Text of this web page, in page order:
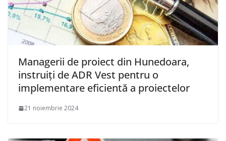
Managerii de proiect din Hunedoara,
instruiți de ADR Vest pentru o
implementare eficientă a proiectelor
21 noiembrie 2024